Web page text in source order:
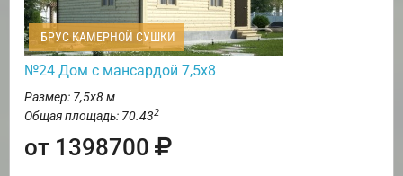
БРУС КАМЕРНОЙ СУШКИ
№24 Дом с мансардой 7,5х8
Размер: 7,5х8 м
Общая площадь: 70.432
от 1398700